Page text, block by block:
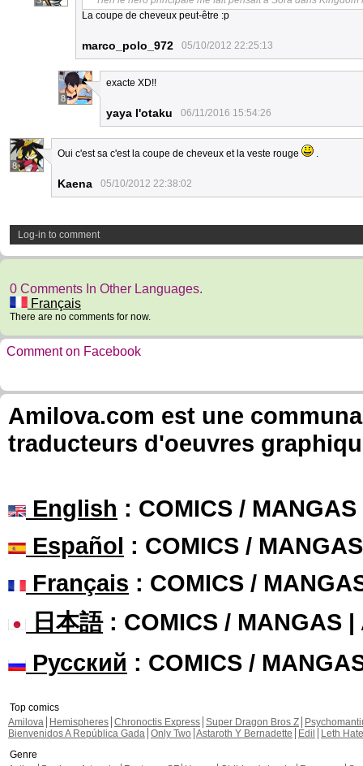
La coupe de cheveux peut-être :p
marco_polo_972 05/10/2012 22:25:13
8
exacte XD!!
yaya l'otaku 06/11/2016 15:54:26
8
Oui c'est sa c'est la coupe de cheveux et la veste rouge .
Kaena 05/10/2012 22:38:02
Log-in to comment
0 Comments In Other Languages.
Français
There are no comments for now.
Comment on Facebook
Amilova.com est une
traducteurs d'oeuvres
English : COMICS /
Español : COMICS /
Français : COMICS /
日本語: COMICS / MANGAS |
Русский : COMICS /
Top comics
Amilova
Hemispheres Chronoctis Express Super Dragon Bros Z
Bienvenidos A República Gada Only Two Astaroth Y Bernadette Edil
Leth Hate
Genre